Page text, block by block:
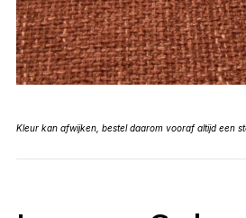
Kleur kan afwijken, bestel daarom vooraf altijd een